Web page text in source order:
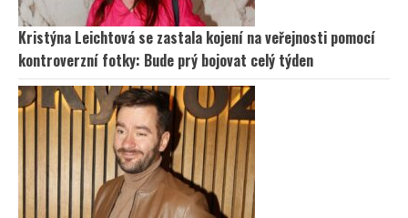
Kristýna Leichtová se zastala kojení na veřejnosti pomocí
kontroverzní fotky: Bude prý bojovat celý týden